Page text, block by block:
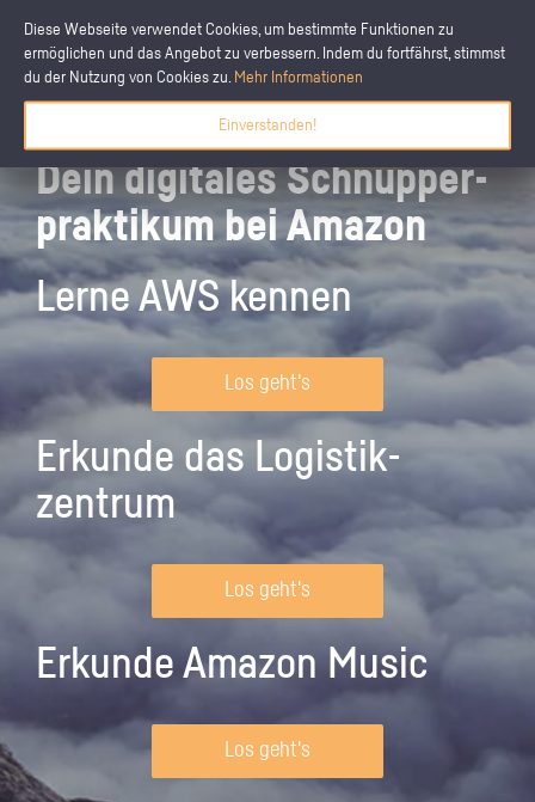
Diese Webseite verwendet Cookies, um bestimmte Funktionen zu
ermöglichen und das Angebot zu verbessern. Indem du fortfährst, stimmst
du der Nutzung von Cookies zu. Mehr Informationen
Einverstanden!
Dein digitales Schnupper­
praktikum bei Amazon
Lerne AWS kennen
Los geht's
Erkunde das Logistik­
zentrum
Los geht's
Erkunde Amazon Music
Los geht's